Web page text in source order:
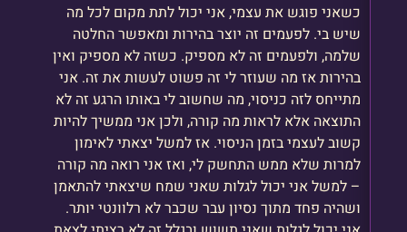
כשאני פוגש את עצמי, אני יכול לתת מקום לכל מה
שיש בי. לפעמים זה יוצר בהירות ומאפשר החלטה
שלמה, ולפעמים זה לא מספיק. כשזה לא מספיק ואין
בהירות אז מה שעוזר לי זה פשוט לעשות את זה. אני
מתייחס לזה כניסוי, מה שחשוב לי באותו הרגע זה לא
התוצאה אלא לראות מה קורה, ולכן אני ממשיך להיות
קשוב לעצמי בזמן הניסוי. אז למשל יצאתי לאימון
למרות שלא ממש התחשק לי, ואז אני רואה מה קורה
– למשל אני יכול לגלות שאני שמח שיצאתי להתאמן
ושהיה פחד מתוך נסיון עבר שכבר לא רלוונטי יותר.